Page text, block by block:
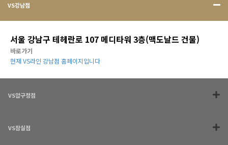
VS강남점
서울 강남구 테헤란로 107 메디타워 3층(맥도날드 건물)
바로가기
현재 VS라인 강남점 홈페이지입니다
VS압구정점
VS잠실점